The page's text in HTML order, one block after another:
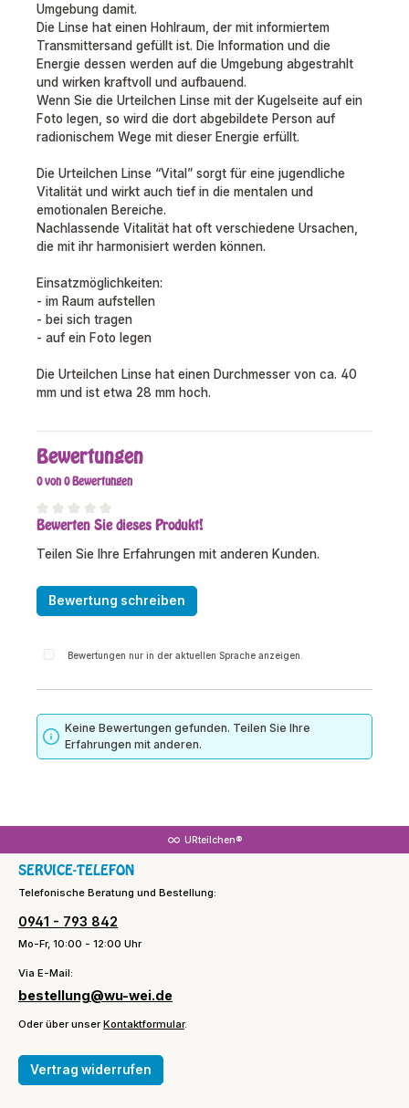
Umgebung damit.
Die Linse hat einen Hohlraum, der mit informiertem
Transmittersand gefüllt ist. Die Information und die
Energie dessen werden auf die Umgebung abgestrahlt
und wirken kraftvoll und aufbauend.
Wenn Sie die Urteilchen Linse mit der Kugelseite auf ein
Foto legen, so wird die dort abgebildete Person auf
radionischem Wege mit dieser Energie erfüllt.
Die Urteilchen Linse “Vital” sorgt für eine jugendliche
Vitalität und wirkt auch tief in die mentalen und
emotionalen Bereiche.
Nachlassende Vitalität hat oft verschiedene Ursachen,
die mit ihr harmonisiert werden können.
Einsatzmöglichkeiten:
- im Raum aufstellen
- bei sich tragen
- auf ein Foto legen
Die Urteilchen Linse hat einen Durchmesser von ca. 40
mm und ist etwa 28 mm hoch.
Bewertungen
0 von 0 Bewertungen
Durchschnittliche Bewertung von 0 von 5 Sternen
Bewerten Sie dieses Produkt!
Teilen Sie Ihre Erfahrungen mit anderen Kunden.
Bewertung schreiben
Bewertungen nur in der aktuellen Sprache anzeigen.
Keine Bewertungen gefunden. Teilen Sie Ihre
Erfahrungen mit anderen.
URteilchen®
SERVICE-TELEFON
Telefonische Beratung und Bestellung:
0941 - 793 842
Mo-Fr, 10:00 - 12:00 Uhr
Via E-Mail:
bestellung@wu-wei.de
Oder über unserKontaktformular.
Vertrag widerrufen